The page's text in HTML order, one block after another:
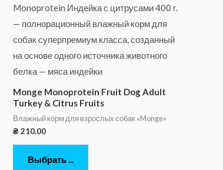
Monge Monoprotein Fruit Dog Adult
Turkey & Citrus Fruits
Влажный корм для взрослых собак «Monge»
₴ 210.00
Выбрать ...